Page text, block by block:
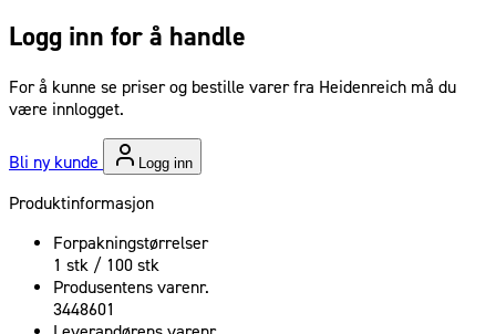
Logg inn for å handle
For å kunne se priser og bestille varer fra Heidenreich må du
være innlogget.
Bli ny kunde Logg inn
Produktinformasjon
Forpakningstørrelser
1 stk / 100 stk
Produsentens varenr.
3448601